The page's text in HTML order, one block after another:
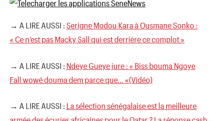
→ A LIRE AUSSI : Serigne Modou Kara à Ousmane Sonko :
« Ce n’est pas Macky Sall qui est derrière ce complot »
→ A LIRE AUSSI : Ndeye Gueye jure : « Biss bouma Ngoye
Fall wowé douma dem parce que… «(Vidéo)
→ A LIRE AUSSI : La sélection sénégalaise est la meilleure